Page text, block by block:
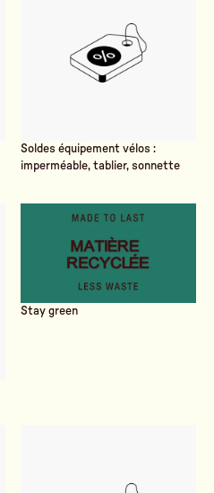
Soldes équipement vélos :
imperméable, tablier, sonnette
Stay green